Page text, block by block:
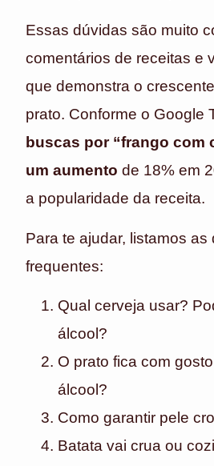
Essas dúvidas são muito
comentários de receitas e
que demonstra o
prato. Conforme o Google
buscas por “frango com
um aumento de 18% em
a popularidade da receita.
Para te ajudar, listamos as
frequentes:
Qual cerveja usar?
álcool?
O prato fica com
álcool?
Como garantir pele
Batata vai crua ou